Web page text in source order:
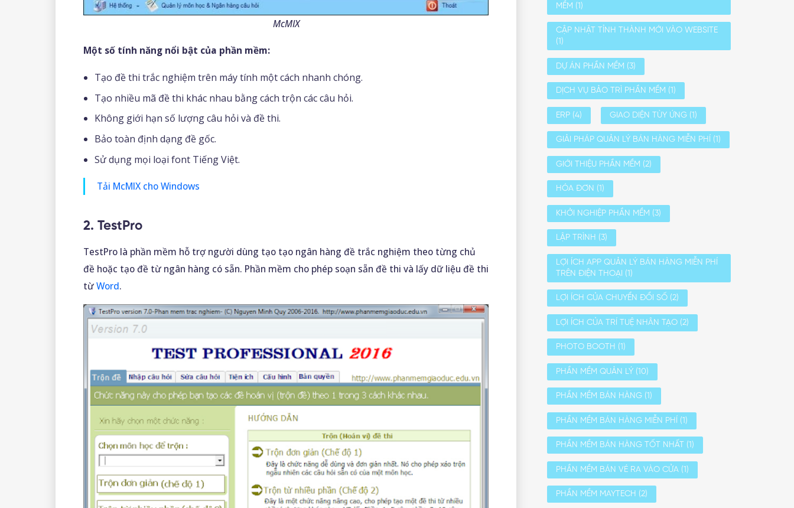
McMIX
Một số tính năng nổi bật của phần mềm:
Tạo đề thi trắc nghiệm trên máy tính một cách nhanh chóng.
Tạo nhiều mã đề thi khác nhau bằng cách trộn các câu hỏi.
Không giới hạn số lượng câu hỏi và đề thi.
Bảo toàn định dạng đề gốc.
Sử dụng mọi loại font Tiếng Việt.
Tải McMIX cho Windows
2. TestPro
TestPro là phần mềm hỗ trợ người dùng tạo tạo ngân hàng đề trắc nghiệm theo từng chủ
đề hoặc tạo đề từ ngân hàng có sẵn. Phần mềm cho phép soạn sẵn đề thi và lấy dữ liệu đề thi
từWord.
MỀM (1)
CẬP NHẬT TỈNH THÀNH MỚI VÀO WEBSITE
(1)
DỰ ÁN PHẦN MỀM (3)
DỊCH VỤ BẢO TRÌ PHẦN MỀM (1)
ERP (4) GIAO DIỆN TÙY ỨNG(1)
GIẢI PHÁP QUẢN LÝ BÁN HÀNG MIỄN PHÍ (1)
GIỚI THIỆU PHẦN MỀM (2)
HÓA ĐƠN (1)
KHỞI NGHIỆP PHẦN MỀM (3)
LẬP TRÌNH (3)
LỢI ÍCH APP QUẢN LÝ BÁN HÀNG MIỄN PHÍ
TRÊN ĐIỆN THOẠI (1)
LỢI ÍCH CỦA CHUYỂN ĐỔI SỐ (2)
LỢI ÍCH CỦA TRÍ TUỆ NHÂN TẠO (2)
PHOTO BOOTH (1)
PHẦN MỀM QUẢN LÝ (10)
PHẦN MỀM BÁN HÀNG (1)
PHẦN MỀM BÁN HÀNG MIỄN PHÍ (1)
PHẦN MỀM BÁN HÀNG TỐT NHẤT (1)
PHẦN MỀM BÁN VÉ RA VÀO CỬA (1)
PHẦN MỀM MAYTECH (2)